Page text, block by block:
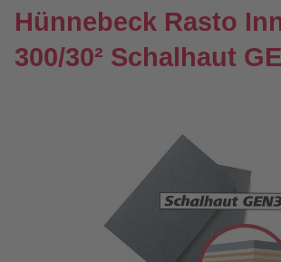
Hünnebeck Rasto
300/30² Schalhaut
Bildergalerie überspringen